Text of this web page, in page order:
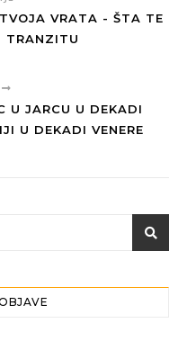
VRATA - ŠTA TE
TRANZITU
U JARCU U DEKADI
U DEKADI VENERE